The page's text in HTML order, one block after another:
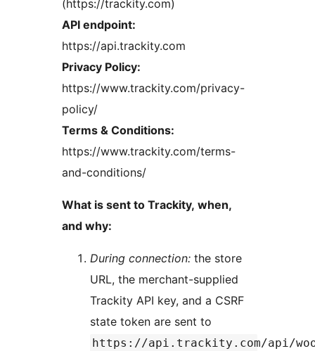
(https://trackity.com)
API endpoint:
https://api.trackity.com
Privacy Policy:
https://www.trackity.com/privacy-
policy/
Terms & Conditions:
https://www.trackity.com/terms-
and-conditions/
What is sent to Trackity, when,
and why:
During connection: the store
URL, the merchant-supplied
Trackity API key, and a CSRF
state token are sent to
https://api.trackity.com/api/